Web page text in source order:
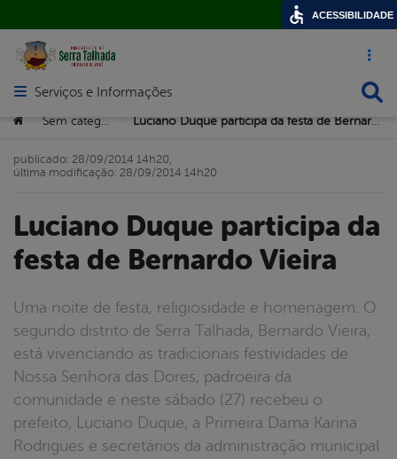
Acesso
Abrir menu principal de navegação
Serviços e Informações
Você está aqui:
> > Luciano Duque participa da festa de Bernardo Vieira
Luciano Duque participa da
festa de Bernardo Vieira
Uma noite de festa, religiosidade e homenagem. O
segundo distrito de Serra Talhada, Bernardo Vieira,
está vivenciando as tradicionais festividades de
Nossa Senhora das Dores, padroeira da
comunidade e neste sábado (27) recebeu o
prefeito, Luciano Duque, a Primeira Dama Karina
Rodrigues e secretários da administração municipal
publicado: 28/09/2014 14h20,
última modificação: 28/09/2014 14h20
ACESSIBILIDADE